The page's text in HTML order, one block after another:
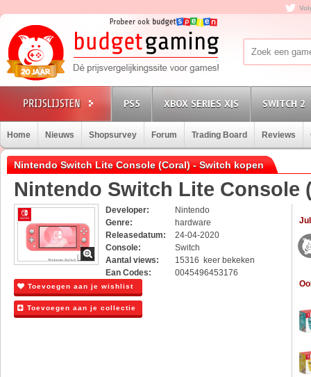
PS5 XBOX SERIES X|S SWITCH 2
Home Nieuws Shopsurvey Forum Trading Board Reviews
Nintendo Switch Lite Console (Coral) - Switch kopen
Nintendo Switch Lite Console
Developer:
Nintendo
Genre:
hardware
Releasedatum:
24-04-2020
Console:
Switch
Aantal views:
15316 keer bekeken
Ean Codes:
0045496453176
Toevoegen aan je wishlist
Toevoegen aan je collectie